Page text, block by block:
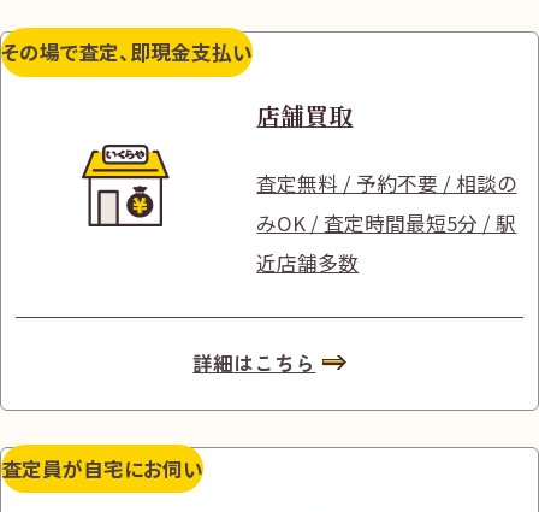
その場で査定、即現金支払い
店舗買取
査定無料 / 予約不要 / 相談の
みOK / 査定時間最短5分 / 駅
近店舗多数
詳細はこちら
査定員が自宅にお伺い